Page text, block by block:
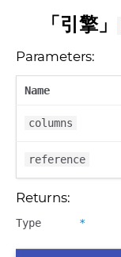
「引擎」
Parameters:
Name
columns
reference
Returns:
Type *